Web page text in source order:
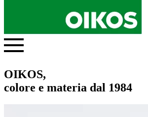
OIKOS,
colore e materia dal 1984